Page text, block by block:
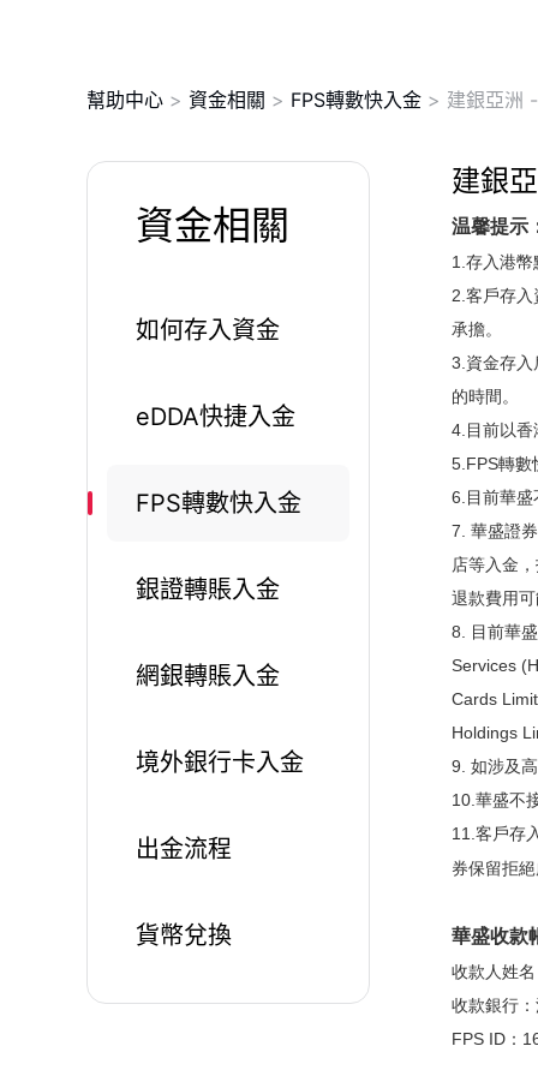
幫助中心 > 資金相關 > FPS轉數快入金 > 建銀亞洲
資金相關
如何存入資金
eDDA快捷入金
FPS轉數快入金
銀證轉賬入金
網銀轉賬入金
境外銀行卡入金
出金流程
貨幣兌換
建銀
温馨提示
1.存入港
2.客戶存
承擔。
3.資金存入
的時間。
4.目前以香
5.FPS轉數
6.目前華盛
7. 華盛證
店等入金
退款費用
8. 目前華
Services
Cards
Holdings
9. 如涉及
10.華盛不
11.客戶存
券保留拒
華盛收款
收款人姓
收款銀行
FPS ID：